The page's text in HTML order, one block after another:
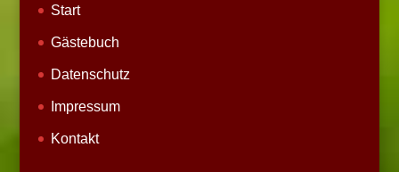
Start
Gästebuch
Datenschutz
Impressum
Kontakt